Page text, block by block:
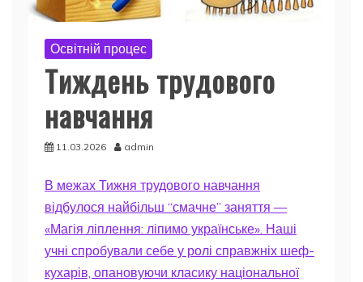
Освітній процес
Тиждень трудового
навчання
11.03.2026 admin
В межах Тижня трудового навчання
відбулося найбільш “смачне” заняття —
«Магія ліплення: ліпимо українське». Наші
учні спробували себе у ролі справжніх шеф-
кухарів, опановуючи класику національної